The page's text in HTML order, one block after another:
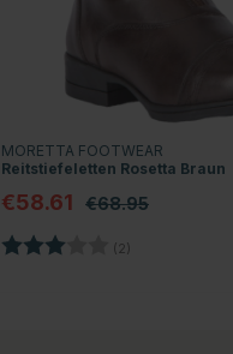
MORETTA FOOTWEAR
Reitstiefeletten Rosetta Braun
€58.61 €68.95
Bewertung: (2)